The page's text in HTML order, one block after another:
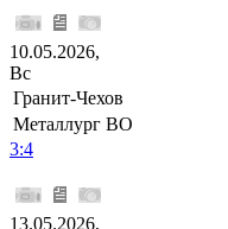
10.05.2026,
Вс
Гранит-Чехов
Металлург ВО
3:4
13.05.2026,